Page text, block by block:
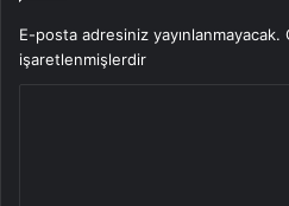
E-posta adresiniz yayınlanmayacak.
işaretlenmişlerdir